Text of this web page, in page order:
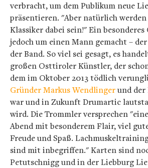
verbracht, um dem Publikum neue
präsentieren. "Aber natürlich werden
Klassiker dabei sein!" Ein
jedoch um einen Mann gemacht –
der Band. So viel sei gesagt, es
großen Osttiroler Künstler, der
dem im Oktober 2013 tödlich
Gründer Markus Wendlingerund der
war und in Zukunft Drumartic
wird. Die Trommler versprechen
Abend mit besonderem Flair, viel
Freude und Spaß.
sind mit inbegriffen."Karten sind
Petutschnigg und in der Liebburg